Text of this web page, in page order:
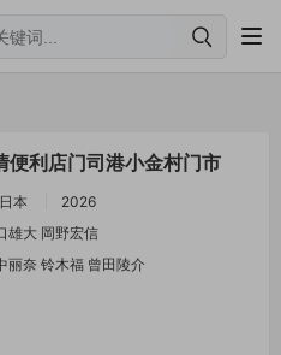
便利店门司港小金村门市
日本
2026
雄大 岡野宏信
丽奈 铃木福 曾田陵介